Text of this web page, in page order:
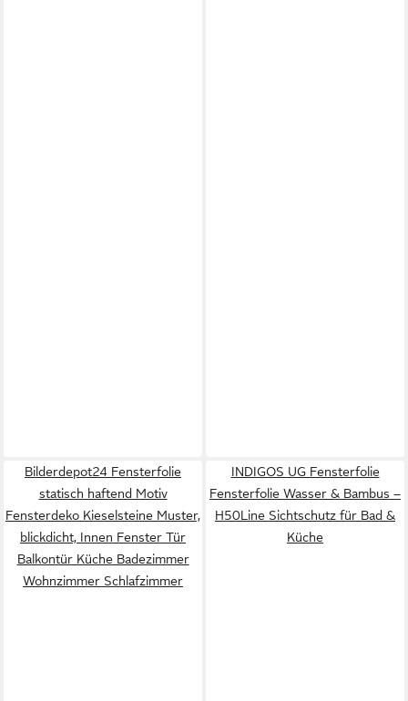
Bilderdepot24 Fensterfolie
statisch haftend Motiv
Fensterdeko Kieselsteine Muster,
blickdicht, Innen Fenster Tür
Balkontür Küche Badezimmer
Wohnzimmer Schlafzimmer
INDIGOS UG Fensterfolie
Fensterfolie Wasser & Bambus –
H50Line Sichtschutz für Bad &
Küche